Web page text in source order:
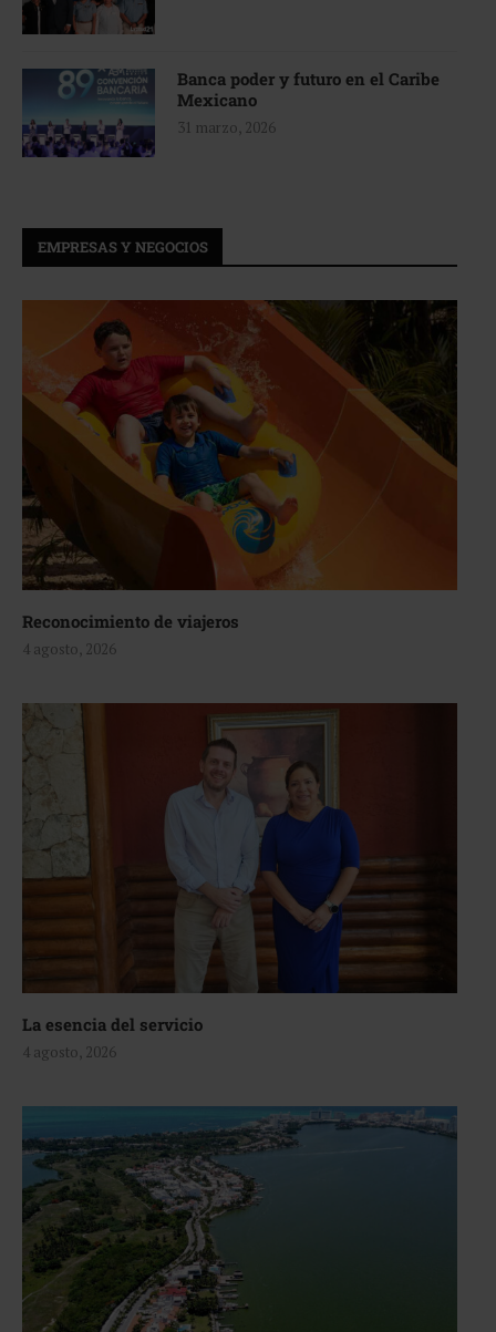
Banca poder y futuro en el Caribe
Mexicano
31 marzo, 2026
EMPRESAS Y NEGOCIOS
Reconocimiento de viajeros
4 agosto, 2026
La esencia del servicio
4 agosto, 2026